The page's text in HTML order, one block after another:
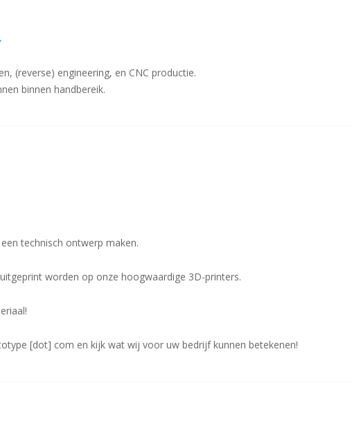
(reverse) engineering, en CNC productie.
binnen handbereik.
technisch ontwerp maken.
worden op onze hoogwaardige 3D-printers.
[dot] com en kijk wat wij voor uw bedrijf kunnen betekenen!